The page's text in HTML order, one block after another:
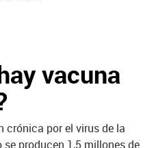
vacuna
crónica por el virus de la
producen 1,5 millones de